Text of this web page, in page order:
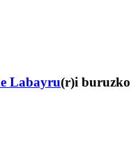
Labayru(r)i buruzko